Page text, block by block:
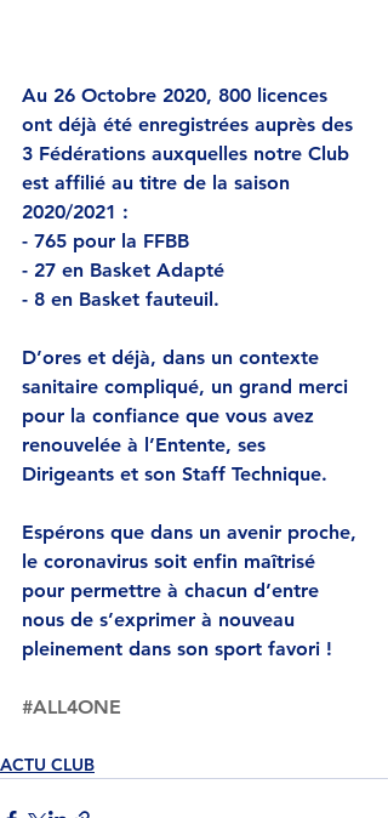
Au 26 Octobre 2020, 800 licences
ont déjà été enregistrées auprès des
3 Fédérations auxquelles notre Club
est affilié au titre de la saison
2020/2021 :
- 765 pour la FFBB
- 27 en Basket Adapté
- 8 en Basket fauteuil.
D’ores et déjà, dans un contexte
sanitaire compliqué, un grand merci
pour la confiance que vous avez
renouvelée à l’Entente, ses
Dirigeants et son Staff Technique.
Espérons que dans un avenir proche,
le coronavirus soit enfin maîtrisé
pour permettre à chacun d’entre
nous de s’exprimer à nouveau
pleinement dans son sport favori !
#ALL4ONE
ACTU CLUB